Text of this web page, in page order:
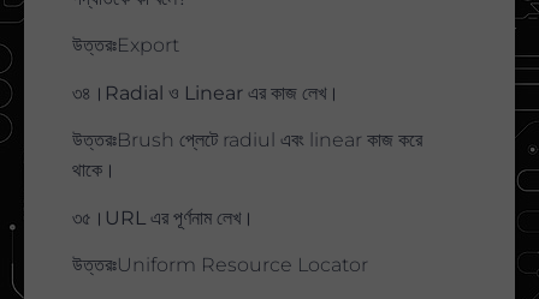
উত্তরঃExport
৩৪।Radial ও Linear এর কাজ লেখ।
উত্তরঃBrush প্লেটে radiul এবং linear কাজ করে
থাকে।
৩৫।URL এর পূর্ণনাম লেখ।
উত্তরঃUniform Resource Locator